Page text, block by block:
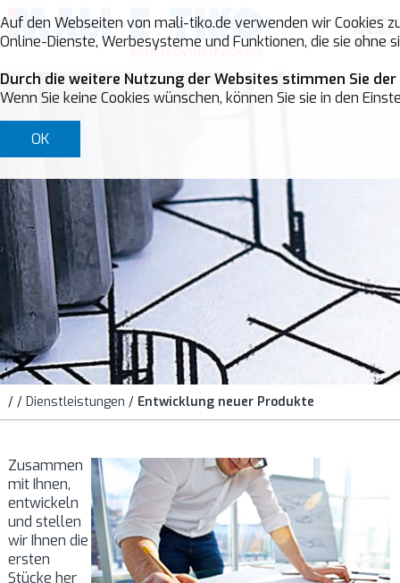
/ / Dienstleistungen / Entwicklung neuer Produkte
Zusammen
mit Ihnen,
entwickeln
und stellen
wir Ihnen die
ersten
Stücke her
Auf den Webseiten von mali-tiko.de verwenden wir Cookies
Online-Dienste, Werbesysteme und Funktionen, die sie ohne
Durch die weitere Nutzung der Websites stimmen Sie
Wenn Sie keine Cookies wünschen, können Sie sie in den
OK